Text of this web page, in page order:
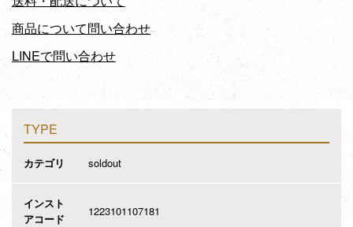
商品について問い合わせ
LINEで問い合わせ
TYPE
カテゴリ soldout
インスト
アコード
1223101107181